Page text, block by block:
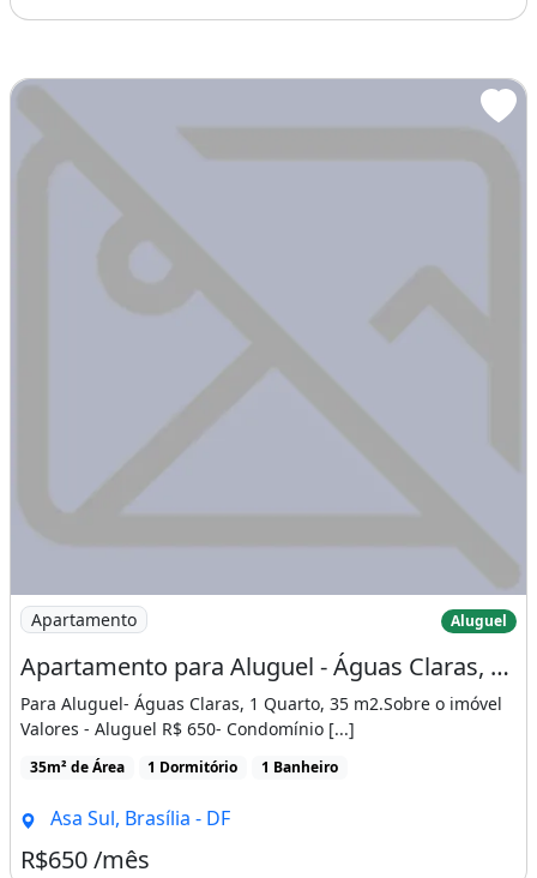
Imagem: Apartamento para Aluguel - Águas Claras
Apartamento Aluguel
Apartamento para Aluguel - Águas Claras, 1 Quarto, 35 M2
Para Aluguel- Águas Claras, 1 Quarto, 35 m2.Sobre o imóvel
Valores - Aluguel R$ 650- Condomínio [...]
35m² de Área 1 Dormitório 1 Banheiro
Asa Sul, Brasília - DF
R$650 /mês